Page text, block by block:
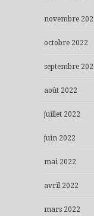
novembre
octobre 2022
septembre
août 2022
juillet 2022
juin 2022
mai 2022
avril 2022
mars 2022